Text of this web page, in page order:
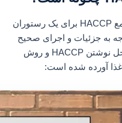
نکته کلیدی برای ایجاد یک برنامه جامع HACCP برای یک رستوران
به جزئیات و اجرای صحیح
هر اصل HACCP است. در زیر مراحل نوشتن HACCP و روش